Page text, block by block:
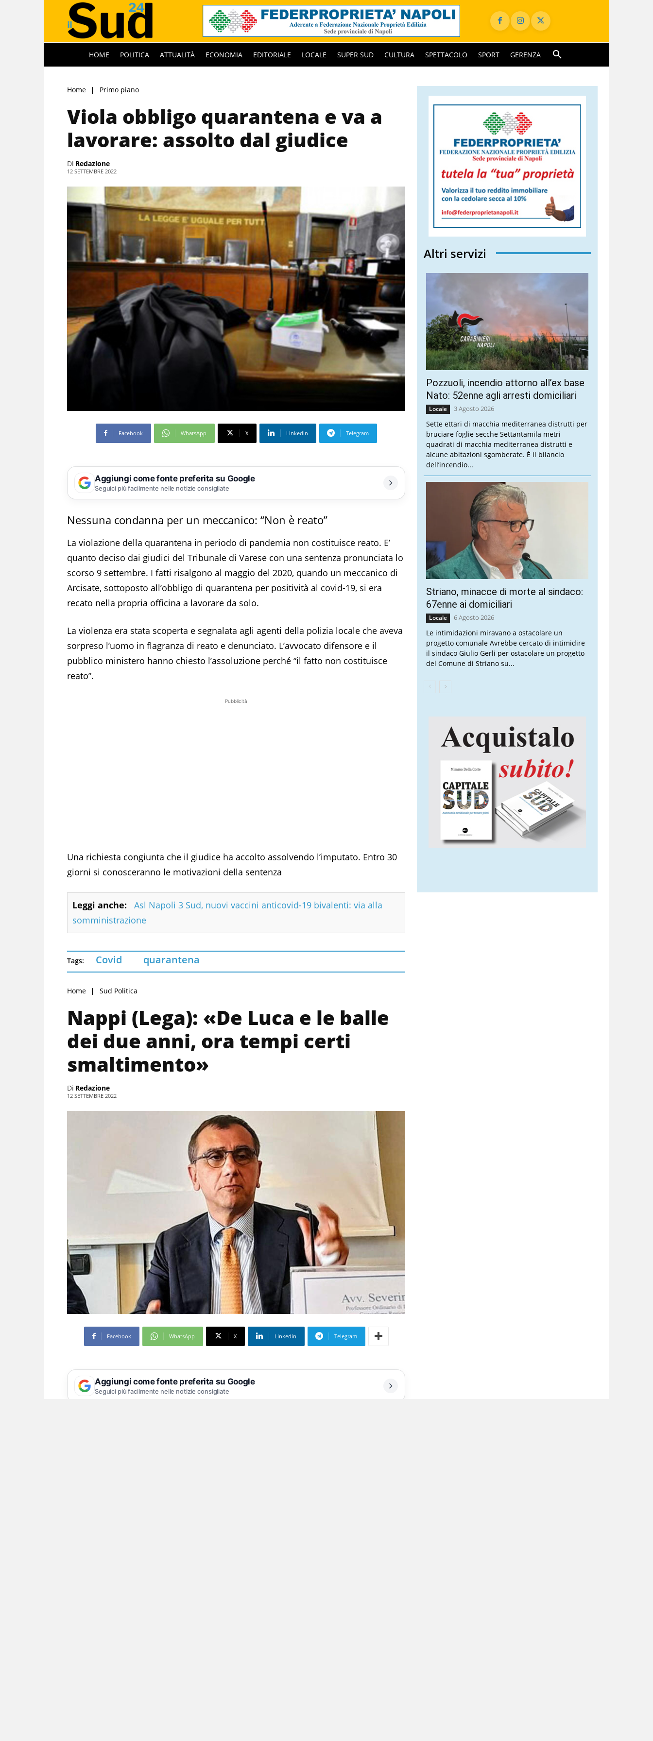
HOME POLITICA ATTUALITÀ ECONOMIA EDITORIALE LOCALE SUPER SUD CULTURA SPETTACOLO SPORT GERENZA
Home Primo piano
Viola obbligo quarantena e va a
lavorare: assolto dal giudice
Di Redazione
12 SETTEMBRE 2022
Facebook WhatsApp X Linkedin Telegram
Aggiungi come fonte preferita su Google
Seguici più facilmente nelle notizie consigliate
Nessuna condanna per un meccanico: “Non è reato”
La violazione della quarantena in periodo di pandemia non costituisce reato. E’
quanto deciso dai giudici del Tribunale di Varese con una sentenza pronunciata lo
scorso 9 settembre. I fatti risalgono al maggio del 2020, quando un meccanico di
Arcisate, sottoposto all’obbligo di quarantena per positività al covid-19, si era
recato nella propria officina a lavorare da solo.
La violenza era stata scoperta e segnalata agli agenti della polizia locale che aveva
sorpreso l’uomo in flagranza di reato e denunciato. L’avvocato difensore e il
pubblico ministero hanno chiesto l’assoluzione perché “il fatto non costituisce
reato”.
Pubblicità
Una richiesta congiunta che il giudice ha accolto assolvendo l’imputato. Entro 30
giorni si conosceranno le motivazioni della sentenza
Leggi anche:
Asl Napoli 3 Sud, nuovi vaccini anticovid-19 bivalenti: via alla
somministrazione
Tags: Covid quarantena
Home Sud Politica
Nappi (Lega): «De Luca e le balle
dei due anni, ora tempi certi
smaltimento»
Di Redazione
12 SETTEMBRE 2022
Facebook WhatsApp X Linkedin Telegram
Aggiungi come fonte preferita su Google
Seguici più facilmente nelle notizie consigliate
Altri servizi
Pozzuoli, incendio attorno all’ex base
Nato: 52enne agli arresti domiciliari
Locale 3 Agosto 2026
Sette ettari di macchia mediterranea distrutti per
bruciare foglie secche Settantamila metri
quadrati di macchia mediterranea distrutti e
alcune abitazioni sgomberate. È il bilancio
dell’incendio...
Striano, minacce di morte al sindaco:
67enne ai domiciliari
Locale 6 Agosto 2026
Le intimidazioni miravano a ostacolare un
progetto comunale Avrebbe cercato di intimidire
il sindaco Giulio Gerli per ostacolare un progetto
del Comune di Striano su...